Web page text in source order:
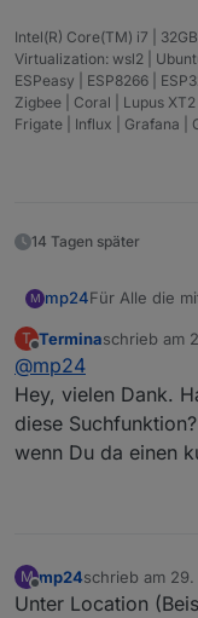
Intel(R) Core(TM) i7 |
Virtualization: wsl2 |
ESPeasy | ESP8266 |
Zigbee | Coral | Lupus
Frigate | Influx | Grafana |
14 Tagen später
M mp24Für Alle die
Seite
T
Offline
Terminaschrieb am
zuletzt
@mp24
Hey, vielen Dank.
diese
wenn Du da einen
M
Offline
mp24schrieb am
zuletzt editiert
Unter Location